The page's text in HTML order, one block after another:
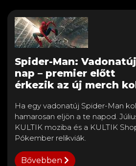
Spider-Man: Vadonatúj
nap – premier előtt
érkezik az új merch
Ha egy vadonatúj Spider-Man
hamarosan eljön a te napod.
KULTIK moziba és a KULTIK
Pókember relikviák.
Bővebben